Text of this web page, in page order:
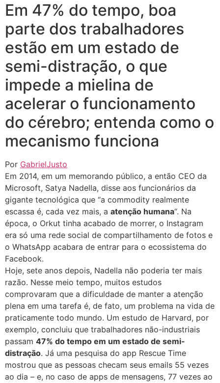
Em 47% do tempo, boa
parte dos trabalhadores
estão em um estado de
semi-distração, o que
impede a mielina de
acelerar o funcionamento
do cérebro; entenda como o
mecanismo funciona
Por GabrielJusto
Em 2014, em um memorando público, a então CEO da
Microsoft, Satya Nadella, disse aos funcionários da
gigante tecnológica que “a commodity realmente
escassa é, cada vez mais, a atenção humana“. Na
época, o Orkut tinha acabado de morrer, o Instagram
era só uma rede social de compartilhamento de fotos e
o WhatsApp acabara de entrar para o ecossistema do
Facebook.
Hoje, sete anos depois, Nadella não poderia ter mais
razão. Nesse meio tempo, muitos estudos
comprovaram que a dificuldade de manter a atenção
plena em uma tarefa é, de fato, um problema na vida de
praticamente todo mundo. Um estudo de Harvard, por
exemplo, concluiu que trabalhadores não-industriais
passam 47% do tempo em um estado de semi-
distração. Já uma pesquisa do app Rescue Time
mostrou que as pessoas checam seus emails 55 vezes
ao dia – e, no caso de apps de mensagens, 77 vezes ao